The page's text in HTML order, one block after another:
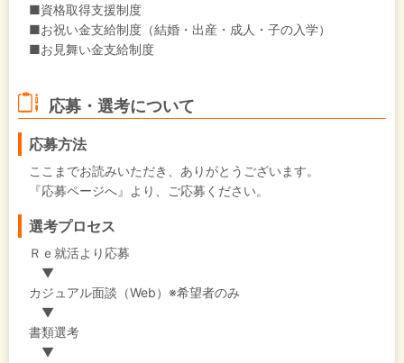
■資格取得支援制度
■お祝い金支給制度（結婚・出産・成人・子の入学）
■お見舞い金支給制度
応募・選考について
応募方法
ここまでお読みいただき、ありがとうございます。
『応募ページへ』より、ご応募ください。
選考プロセス
Ｒｅ就活より応募
▼
カジュアル面談（Web）※希望者のみ
▼
書類選考
▼